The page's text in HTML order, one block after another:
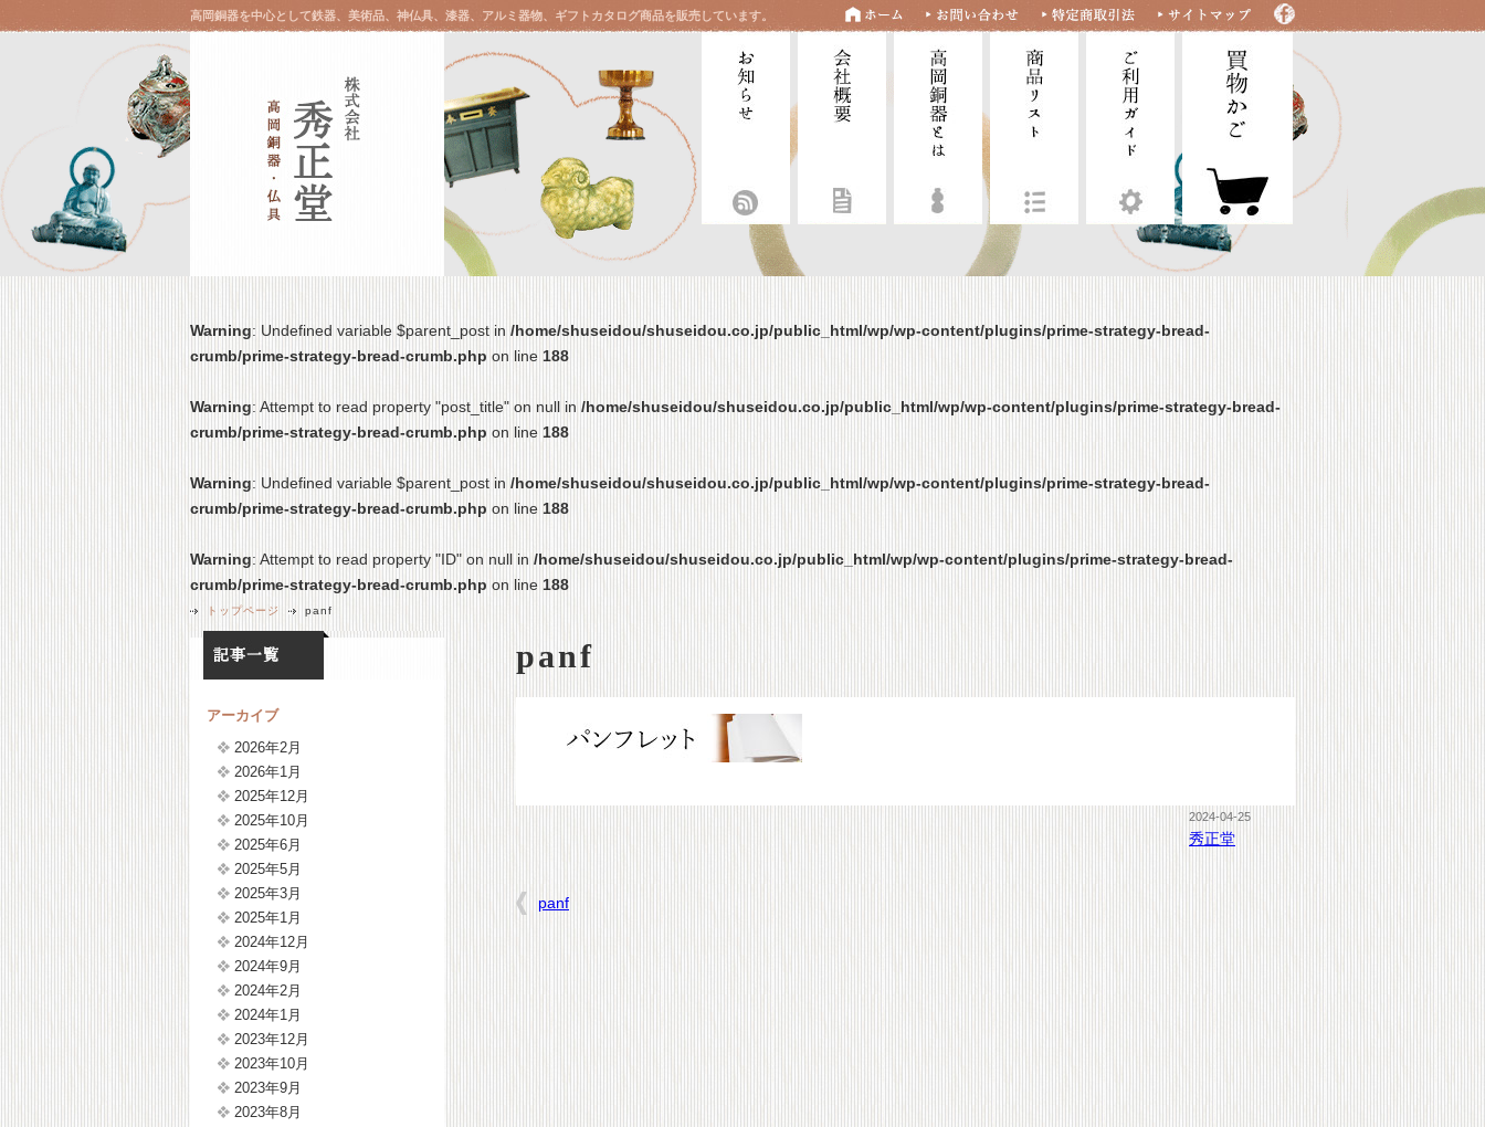
高岡銅器を中心として鉄器、美術品、神仏具、漆器、アルミ器物、ギフトカタログ商品を販売しています。
Warning: Undefined variable $parent_post in /home/shuseidou/shuseidou.co.jp/public_html/wp/wp-content/plugins/prime-strategy-bread-
crumb/prime-strategy-bread-crumb.php on line 188
Warning: Attempt to read property "post_title" on null in /home/shuseidou/shuseidou.co.jp/public_html/wp/wp-content/plugins/prime-strategy-bread-
crumb/prime-strategy-bread-crumb.php on line 188
Warning: Undefined variable $parent_post in /home/shuseidou/shuseidou.co.jp/public_html/wp/wp-content/plugins/prime-strategy-bread-
crumb/prime-strategy-bread-crumb.php on line 188
Warning: Attempt to read property "ID" on null in /home/shuseidou/shuseidou.co.jp/public_html/wp/wp-content/plugins/prime-strategy-bread-
crumb/prime-strategy-bread-crumb.php on line 188
トップページ panf
panf
2024-04-25
秀正堂
panf
アーカイブ
2026年2月
2026年1月
2025年12月
2025年10月
2025年6月
2025年5月
2025年3月
2025年1月
2024年12月
2024年9月
2024年2月
2024年1月
2023年12月
2023年10月
2023年9月
2023年8月